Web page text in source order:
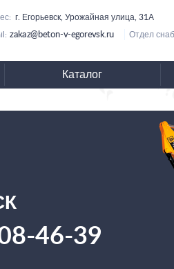
г. Егорьевск, Урожайная улица, 31А
zakaz@beton-v-egorevsk.ru Отдел
Каталог
46-39